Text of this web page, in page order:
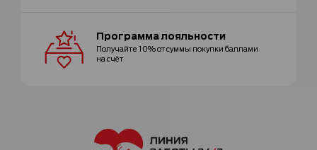
Программалояльности
Получайте 10% от суммы покупки баллами
на счёт